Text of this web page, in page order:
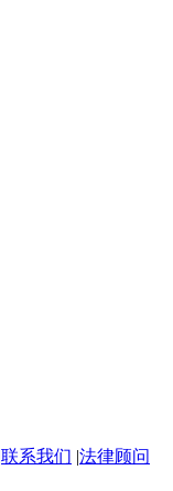
联系我们 法律顾问